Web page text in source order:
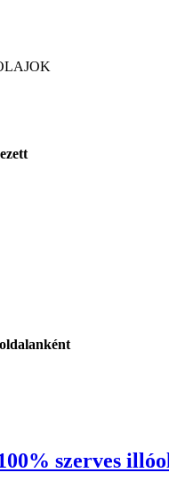
szerves